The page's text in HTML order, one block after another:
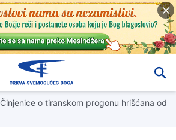
Činjenice o tiranskom progonu hrišćana od